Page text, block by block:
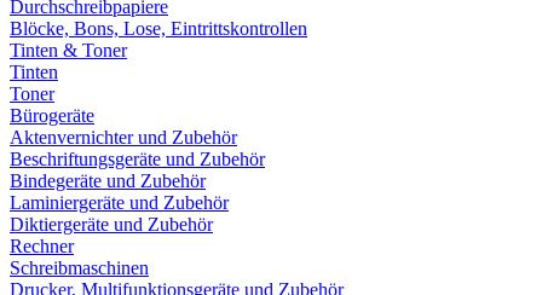
Durchschreibpapiere
Blöcke, Bons, Lose, Eintrittskontrollen
Tinten & Toner
Tinten
Toner
Bürogeräte
Aktenvernichter und Zubehör
Beschriftungsgeräte und Zubehör
Bindegeräte und Zubehör
Laminiergeräte und Zubehör
Diktiergeräte und Zubehör
Rechner
Schreibmaschinen
Drucker, Multifunktionsgeräte und Zubehör